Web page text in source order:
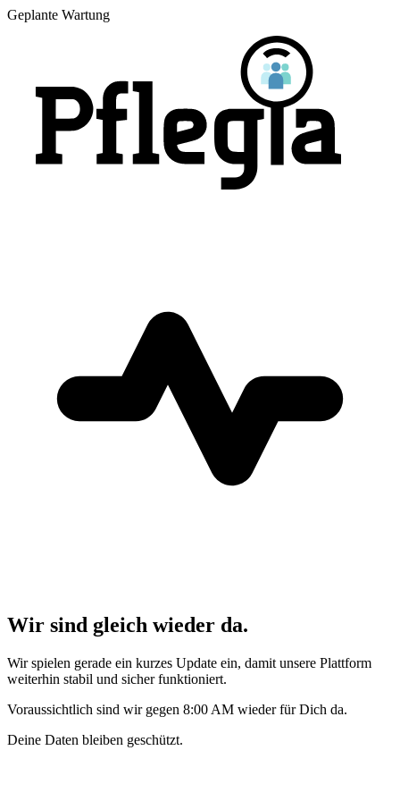
Geplante Wartung
Wir sind gleich wieder da.
Wir spielen gerade ein kurzes Update ein, damit unsere Plattform
weiterhin stabil und sicher funktioniert.
Voraussichtlich sind wir gegen 8:00 AM wieder für Dich da.
Deine Daten bleiben geschützt.